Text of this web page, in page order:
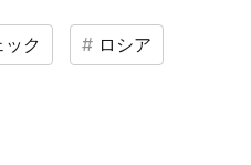
ク ロシア